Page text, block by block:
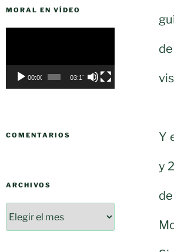
MORAL EN VÍDEO
00:00 03:17
COMENTARIOS
ARCHIVOS
Y
y